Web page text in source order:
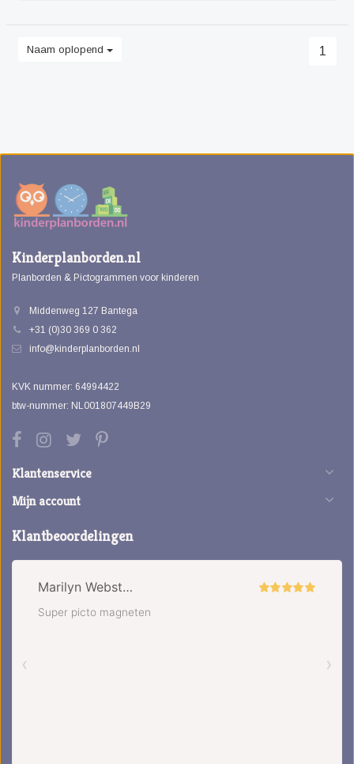
Naam oplopend 1
Kinderplanborden.nl
Planborden & Pictogrammen voor kinderen
Middenweg 127 Bantega
+31 (0)30 369 0 362
info@kinderplanborden.nl
KVK nummer: 64994422
btw-nummer: NL001807449B29
Klantenservice
Mijn account
Klantbeoordelingen